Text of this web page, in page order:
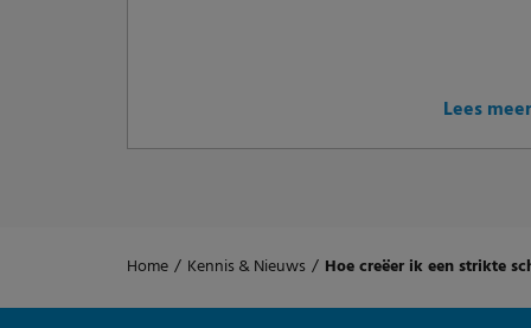
Lees
Home / Kennis & Nieuws / Hoe creëer ik een strikte